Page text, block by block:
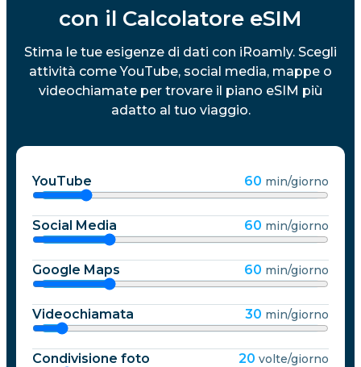
con il Calcolatore eSIM
Stima le tue esigenze di dati con iRoamly. Scegli
attività come YouTube, social media, mappe o
videochiamate per trovare il piano eSIM più
adatto al tuo viaggio.
YouTube 60 min/giorno
Social Media 60 min/giorno
Google Maps 60 min/giorno
Videochiamata 30 min/giorno
Condivisione foto 20 volte/giorno